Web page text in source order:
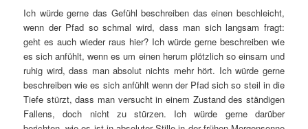
Ich würde gerne das Gefühl beschreiben das einen beschleicht,
wenn der Pfad so schmal wird, dass man sich langsam fragt:
geht es auch wieder raus hier? Ich würde gerne beschreiben wie
es sich anfühlt, wenn es um einen herum plötzlich so einsam und
ruhig wird, dass man absolut nichts mehr hört. Ich würde gerne
beschreiben wie es sich anfühlt wenn der Pfad sich so steil in die
Tiefe stürzt, dass man versucht in einem Zustand des ständigen
Fallens, doch nicht zu stürzen. Ich würde gerne darüber